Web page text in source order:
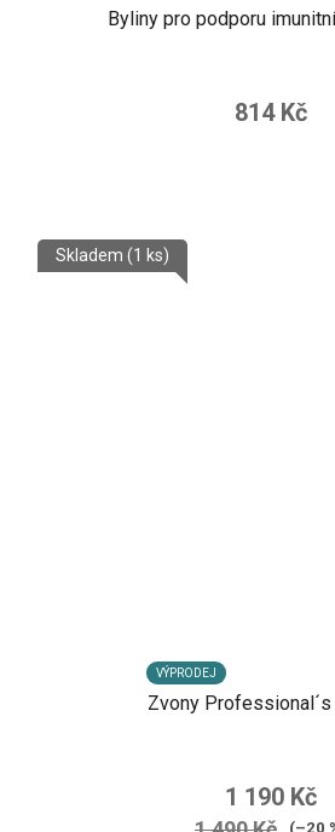
Byliny pro podporu
814 Kč
VÝPRODEJ
Zvony Professional´s
Skladem (1 ks)
1 190 Kč
(–20